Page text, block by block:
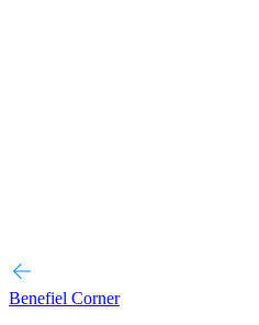
Benefiel Corner